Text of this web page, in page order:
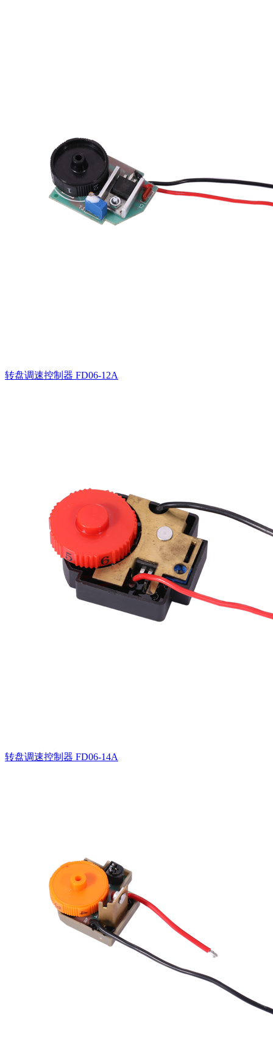
转盘调速控制器 FD06-12A
转盘调速控制器 FD06-14A